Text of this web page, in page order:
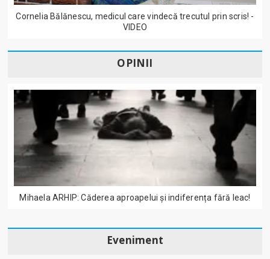
Cornelia Bălănescu, medicul care vindecă trecutul prin scris! -
VIDEO
OPINII
Mihaela ARHIP: Căderea aproapelui și indiferența fără leac!
Eveniment